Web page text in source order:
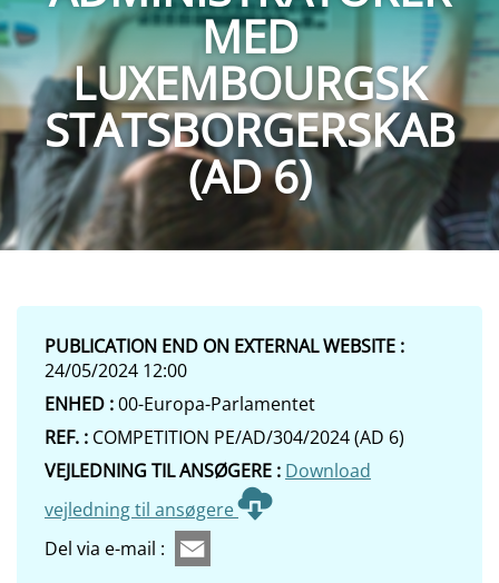
MED
LUXEMBOURGSK
STATSBORGERSKAB
(AD 6)
PUBLICATION END ON EXTERNAL WEBSITE :
24/05/2024 12:00
ENHED :00-Europa-Parlamentet
REF. : COMPETITION PE/AD/304/2024 (AD 6)
VEJLEDNING TIL ANSØGERE : Download
vejledning til ansøgere
Del via e-mail :